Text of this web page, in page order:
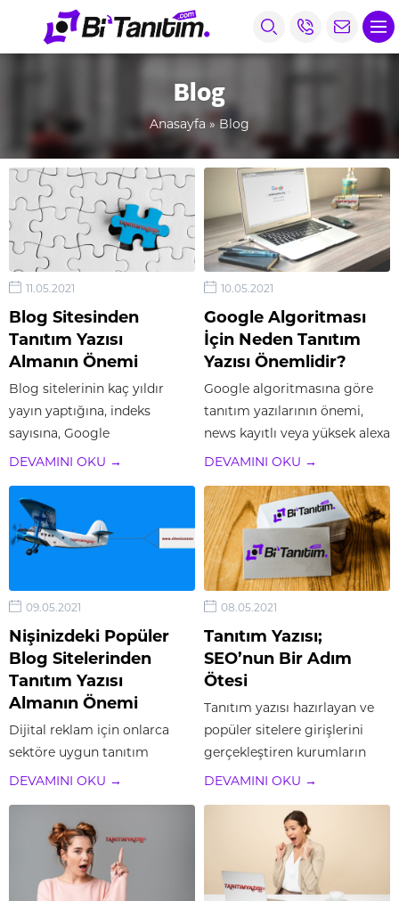
Blog
Anasayfa » Blog
11.05.2021
Blog Sitesinden
Tanıtım Yazısı
Almanın Önemi
Blog sitelerinin kaç yıldır
yayın yaptığına, indeks
sayısına, Google
algoritmasında
kıyas yapılabilir. Birçok farklı
parametre göz önünde
bulundurularak, tanıtım yazısı
seçilmesi gerekmektedir.
Film sitesi tanıtım yazısı
almak için son...
DEVAMINI OKU →
10.05.2021
Google Algoritması
İçin Neden Tanıtım
Yazısı Önemlidir?
Google algoritmasına göre
tanıtım yazılarının önemi,
news kayıtlı veya yüksek alexa
puanlı sitelerden referans
Spam olarak algılanmayacak
içeriklerin, farklı siteler
aracılığıyla referans
oluşturacak şekilde
yayınlanması mümkündür.
Yayın yapılacak site sayısı ve
sitelerin sıralaması...
DEVAMINI OKU →
09.05.2021
Nişinizdeki Popüler
Blog Sitelerinden
Tanıtım Yazısı
Almanın Önemi
Dijital reklam için onlarca
sektöre uygun tanıtım
yazıları yayınlayan, yüz
siteleri bulunuyor. Otomobil
sitesi tanıtım yazısı için
günlük kaç adet ve kaç
kelimelik yazı hazırlanmasını
DEVAMINI OKU →
08.05.2021
Tanıtım Yazısı;
SEO’nun Bir Adım
Ötesi
Tanıtım yazısı hazırlayan ve
popüler sitelere girişlerini
gerçekleştiren kurumların
paketlerinde, içerik özellikleri
tanıtım yazısı almak için
yapacağınız görüşmelerde,
kaç kelimelik kaç yazının
girileceği belirtilecektir. Tek
DEVAMINI OKU →